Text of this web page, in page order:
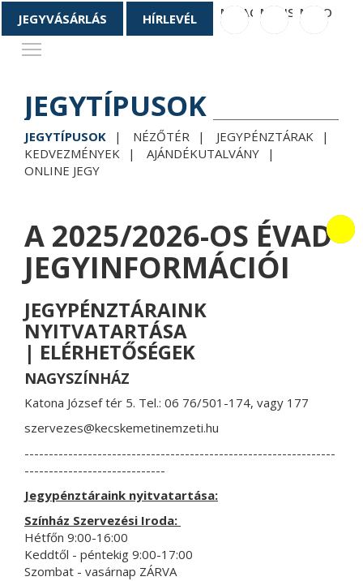
JEGYVÁSÁRLÁS HÍRLEVÉL M_FACEBOOKM_INSTAGRAM
JEGYTÍPUSOK
JEGYTÍPUSOK NÉZŐTÉR
JEGYPÉNZTÁRAK
KEDVEZMÉNYEK
AJÁNDÉKUTALVÁNY
ONLINE JEGY
A 2025/2026-OS ÉVAD
JEGYINFORMÁCIÓI
JEGYPÉNZTÁRAINK
NYITVATARTÁSA
| ELÉRHETŐSÉGEK
NAGYSZÍNHÁZ
Katona József tér 5. Tel.: 06 76/501-174, vagy 177
szervezes@kecskemetinemzeti.hu
----------------------------------------------------------------
-----------------------------
Jegypénztáraink nyitvatartása:
Színház Szervezési Iroda:
Hétfőn 9:00-16:00
Keddtől - péntekig 9:00-17:00
Szombat - vasárnap ZÁRVA